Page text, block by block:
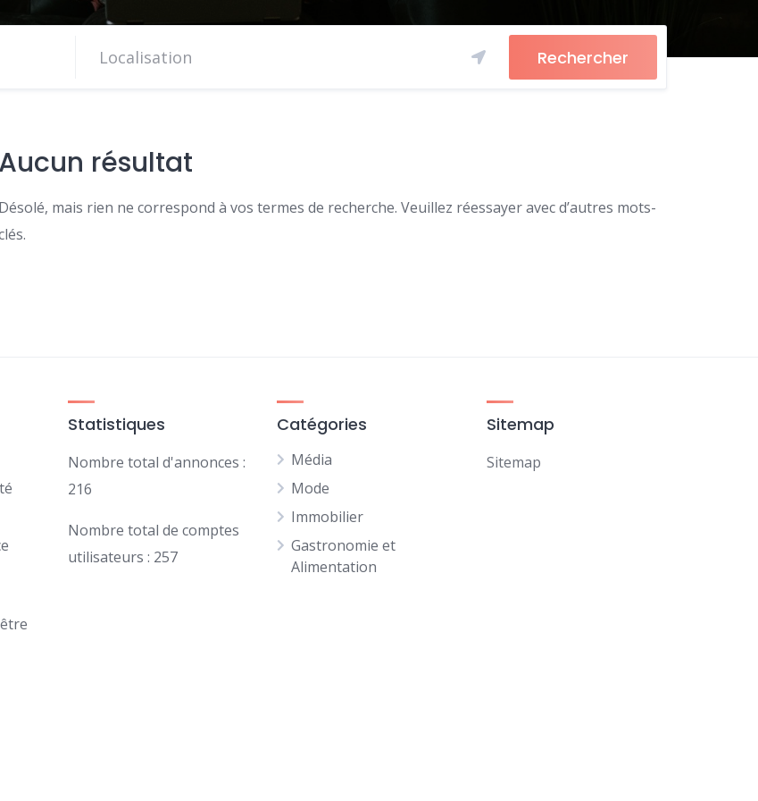
Rechercher
Aucun résultat
Désolé, mais rien ne correspond à vos termes de recherche. Veuillez réessayer avec d’autres mots-
Statistiques
Nombre total d'annonces :
216
Nombre total de comptes
utilisateurs : 257
Catégories
Média
Mode
Immobilier
Gastronomie et
Alimentation
Sitemap
Sitemap